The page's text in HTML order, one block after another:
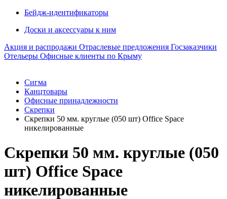
Бейдж-идентификаторы
Доски и аксессуары к ним
Акция и распродажи Отраслевые предложения Госзаказчики
Отельеры Офисные клиенты по Крыму
Сигма
Канцтовары
Офисные принадлежности
Скрепки
Скрепки 50 мм. круглые (050 шт) Office Space
никелированные
Скрепки 50 мм. круглые (050
шт) Office Space
никелированные